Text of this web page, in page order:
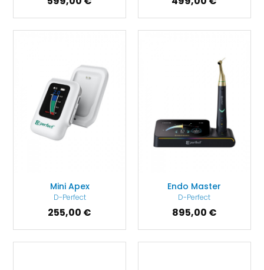
Mini Apex
D-Perfect
255,00 €
Endo Master
D-Perfect
895,00 €